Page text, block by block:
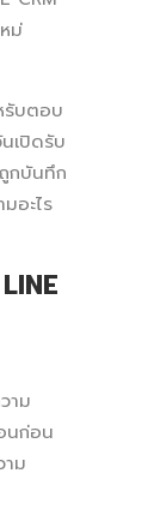
ม่
บตอบ
เปิดรับ
กบันทึก
อะไร
าม
นก่อน
ม